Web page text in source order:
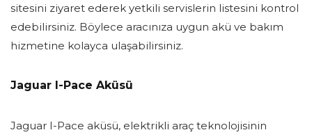
sitesini ziyaret ederek yetkili servislerin listesini kontrol
edebilirsiniz. Böylece aracınıza uygun akü ve bakım
hizmetine kolayca ulaşabilirsiniz.
Jaguar I-Pace Aküsü
Jaguar I-Pace aküsü, elektrikli araç teknolojisinin